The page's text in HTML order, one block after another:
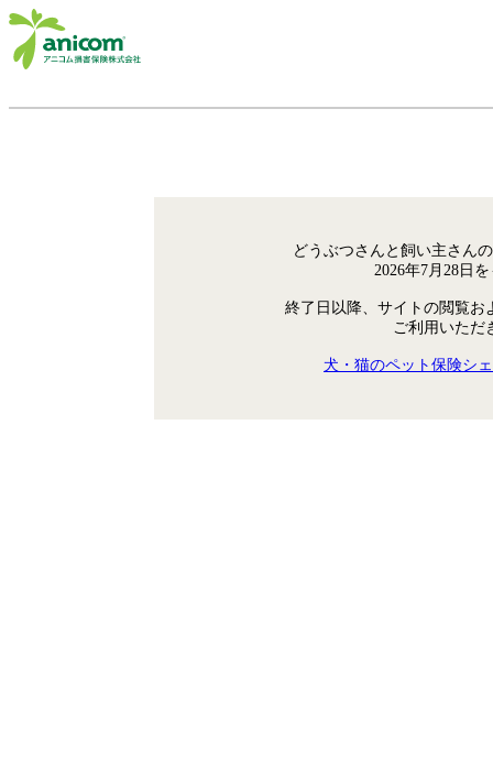
どうぶつさんと飼い主さん
2026年7月28日
終了日以降、サイトの閲覧お
ご利用いただ
犬・猫のペット保険シ